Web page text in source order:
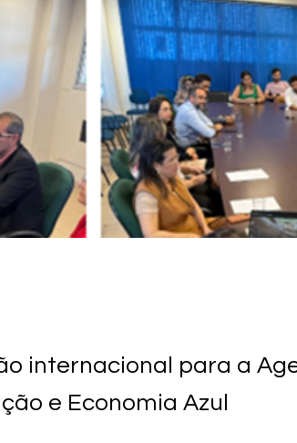
internacional para a
e Economia Azul